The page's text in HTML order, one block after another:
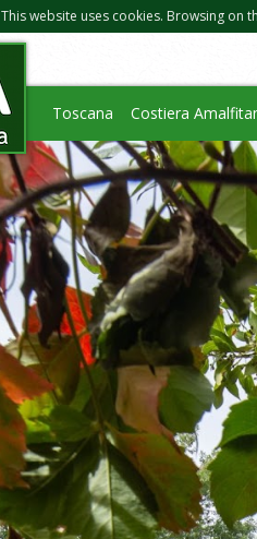
This website uses cookies. Browsing on
Toscana Costiera